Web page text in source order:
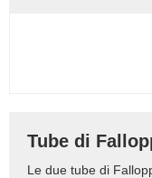
Tube di
Le due tube di